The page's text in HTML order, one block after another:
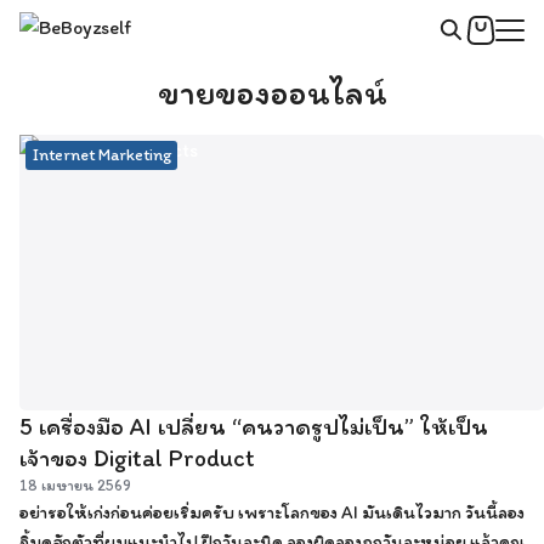
Skip
ขายของออนไลน์
Internet Marketing
5 เครื่องมือ AI เปลี่ยน “คนวาดรูปไม่เป็น” ให้เป็น
เจ้าของ Digital Product
18 เมษายน 2569
อย่ารอให้เก่งก่อนค่อยเริ่มครับ เพราะโลกของ AI มันเดินไวมาก วันนี้ลอง